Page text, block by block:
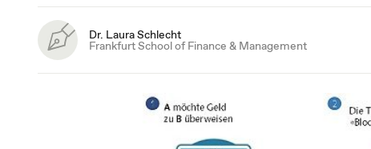
Dr. Laura Schlecht
Frankfurt School of Finance & Management